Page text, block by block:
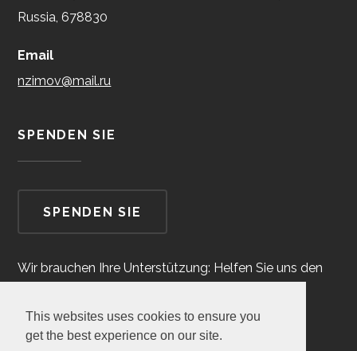
This websites uses cookies to ensure you
get the best experience on our site.
Russia, 678830
Email
nzimov@mail.ru
SPENDEN SIE
SPENDEN SIE
Wir brauchen Ihre Unterstützung: Helfen Sie uns den
FOLGEN SIE UNS